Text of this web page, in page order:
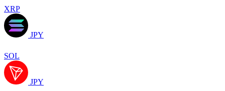
XRP
JPY
SOL
JPY